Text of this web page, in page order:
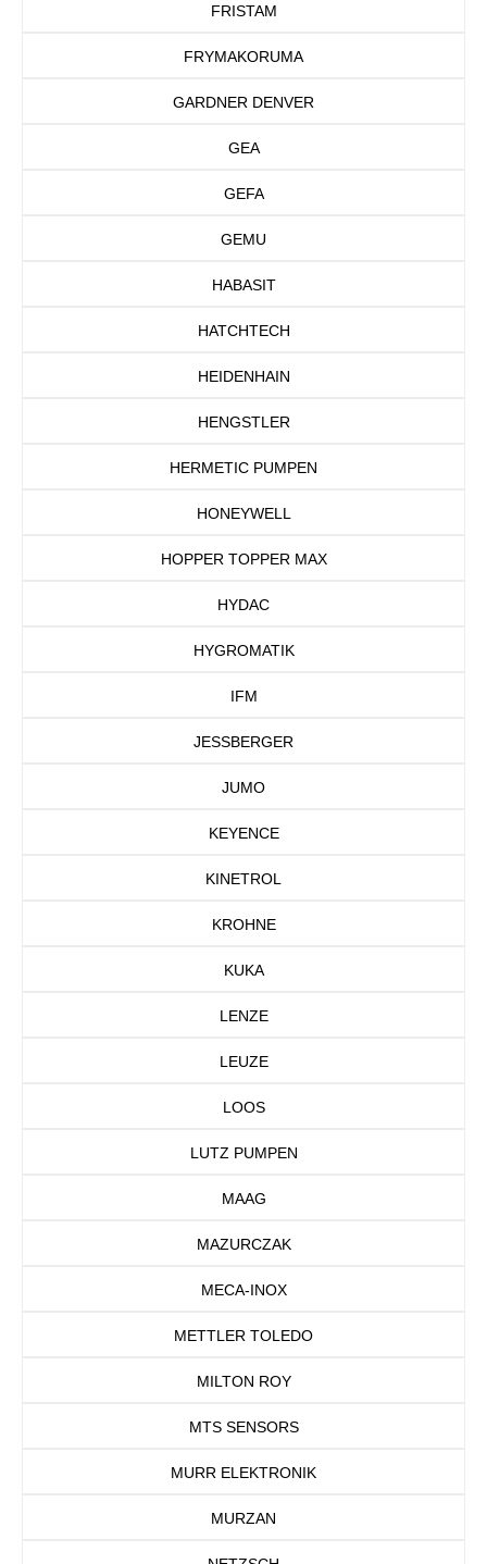
FRISTAM
FRYMAKORUMA
GARDNER DENVER
GEA
GEFA
GEMU
HABASIT
HATCHTECH
HEIDENHAIN
HENGSTLER
HERMETIC PUMPEN
HONEYWELL
HOPPER TOPPER MAX
HYDAC
HYGROMATIK
IFM
JESSBERGER
JUMO
KEYENCE
KINETROL
KROHNE
KUKA
LENZE
LEUZE
LOOS
LUTZ PUMPEN
MAAG
MAZURCZAK
MECA-INOX
METTLER TOLEDO
MILTON ROY
MTS SENSORS
MURR ELEKTRONIK
MURZAN